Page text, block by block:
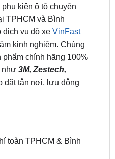
dịch vụ độ xeVinFast
kinh nghiệm. Chúng
chính hãng 100%
như3M, Zestech,
đặt tận nơi, lưu động
toàn TPHCM & Bình
phẩm lỗi do nhà sản